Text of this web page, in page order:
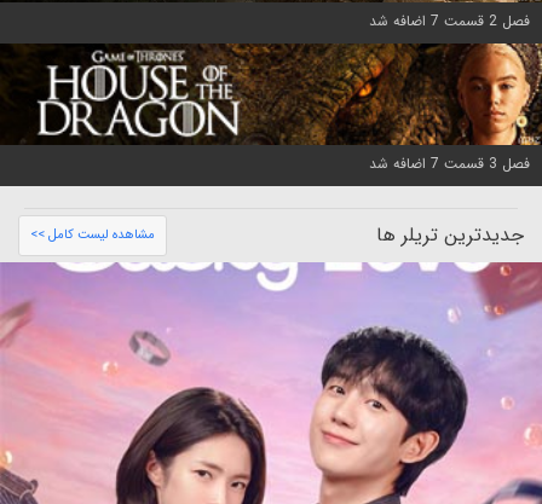
فصل 2 قسمت 7 اضافه شد
فصل 3 قسمت 7 اضافه شد
جدیدترین تریلر ها مشاهده لیست کامل >>